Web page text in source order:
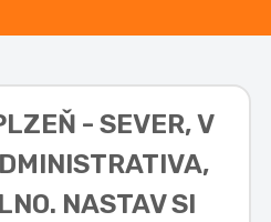
- SEVER, V
NASTAV SI